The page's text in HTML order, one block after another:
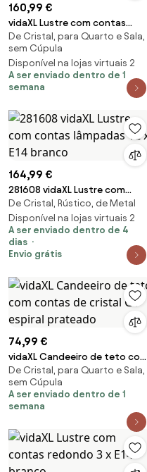
160,99 €
vidaXL Lustre com contas
lâmpadas 12 x E14 branco
De Cristal, para Quarto e Sala,
sem Cúpula
Disponível na lojas virtuais 2
A ser enviado dentro de 1
semana
164,99 €
281608 vidaXL Lustre com
contas lâmpadas 12 x E14
branco
De Cristal, Rústico, de Metal
Disponível na lojas virtuais 2
A ser enviado dentro de 4
dias
Envio grátis
74,99 €
vidaXL Candeeiro de teto com
contas de cristal G9 espiral
prateado
De Cristal, para Quarto e Sala,
sem Cúpula
A ser enviado dentro de 1
semana